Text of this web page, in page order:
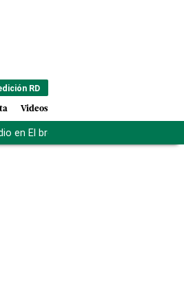
RD
Videos
en El bronx